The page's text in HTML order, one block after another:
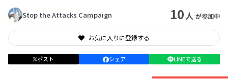
Stop the Attacks Campaign 10人 が参加中
お気に入りに登録する
ポスト シェア LINEで送る